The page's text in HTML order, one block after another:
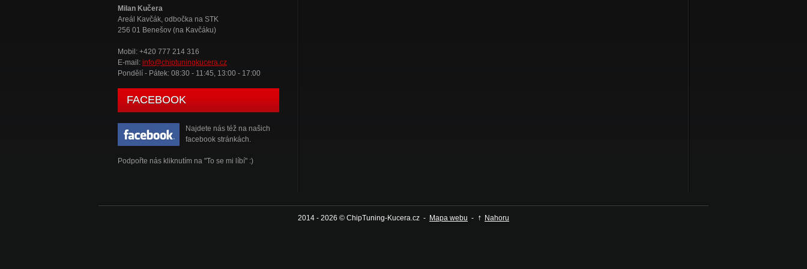
Milan Kučera
Areál Kavčák, odbočka na STK
256 01 Benešov (na Kavčáku)
Mobil: +420 777 214 316
E-mail: info@chiptuningkucera.cz
Pondělí - Pátek: 08:30 - 11:45, 13:00 - 17:00
FACEBOOK
Najdete nás též na našich
facebook stránkách.
Podpořte nás kliknutím na "To se mi líbí" :)
2014 - 2026 © ChipTuning-Kucera.cz - Mapa webu - ↑ Nahoru